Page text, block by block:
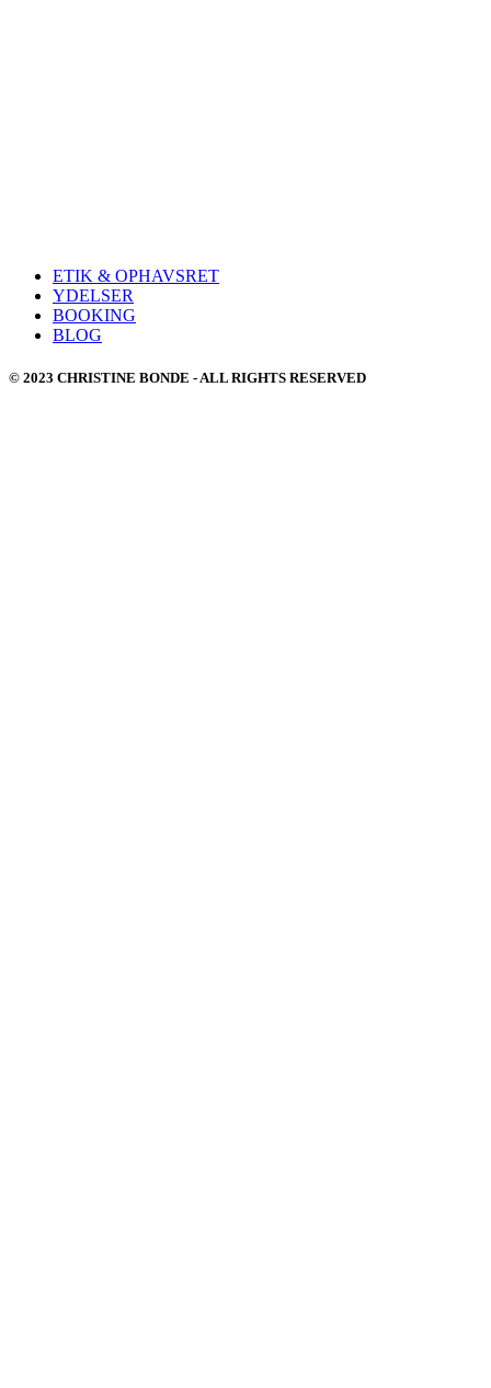
ETIK & OPHAVSRET
YDELSER
BOOKING
BLOG
© 2023 CHRISTINE BONDE - ALL RIGHTS RESERVED